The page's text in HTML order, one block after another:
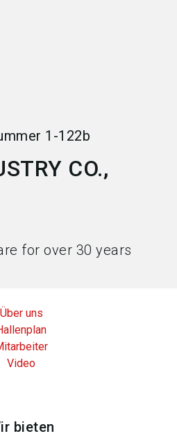
1-122b
CO.,
for over 30 years
Über uns
Video
bieten